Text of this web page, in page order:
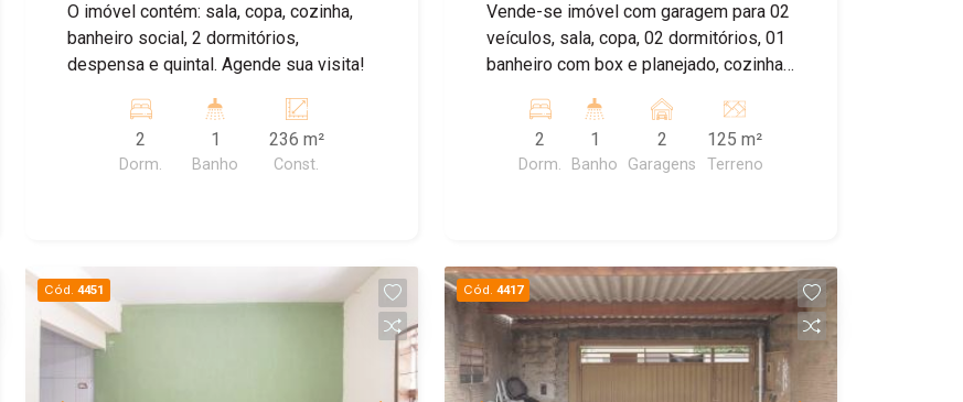
O imóvel contém: sala, copa, cozinha,
banheiro social, 2 dormitórios,
despensa e quintal. Agende sua visita!
2
Dorm.
1
Banho
236 m²
Const.
Vende-se imóvel com garagem para 02
veículos, sala, copa, 02 dormitórios, 01
banheiro com box e planejado, cozinha,
despejo. Na parte superior em fase de
acabamento: 01 dormitório e 01
banheiro. Agende sua visita!
2
Dorm.
1
Banho
2
Garagens
125 m²
Terreno
Cód. 4451 Cód. 4417